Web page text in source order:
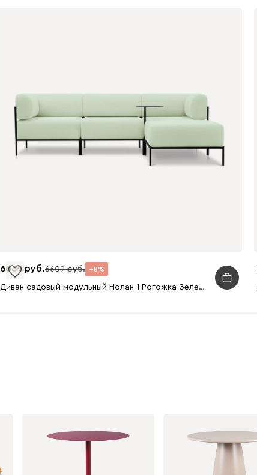
6069 6609 8
Диван садовый модульный Нолан 1 Рогожка Зеленый/Черный